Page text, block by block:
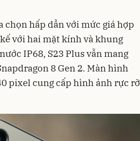
chọn hấp dẫn với mức giá hợp
với hai mặt kính và khung
IP68, S23 Plus vẫn mang
8 Gen 2. Màn hình
pixel cung cấp hình ảnh rực rỡ